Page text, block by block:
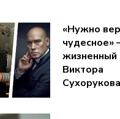
«Нужно
чудесное»
жизненный
Виктора
Сухорукова